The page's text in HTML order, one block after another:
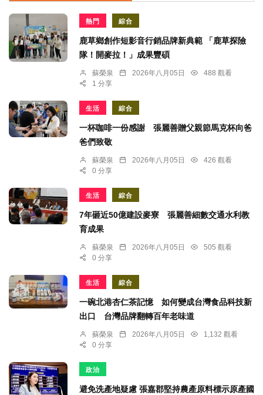
熱門 綜合
鹿草鄉創作短影音行銷品牌新典範 「鹿草探險
隊！開麥拉！」成果豐碩
蘇榮泉 2026年八月05日
488 觀看
1 分享
生活 綜合
一杯咖啡一份感謝 張麗善贈父親節馬克杯向爸
爸們致敬
蘇榮泉 2026年八月05日
426 觀看
0 分享
生活 綜合
7年砸近50億建設麥寮 張麗善細數交通水利教
育成果
蘇榮泉 2026年八月05日
505 觀看
0 分享
生活 綜合
一碗北港杏仁茶記憶 如何變成台灣食品科技新
出口 台灣品牌翻轉百年老味道
蘇榮泉 2026年八月05日
1,132 觀看
0 分享
政治
避免洗產地疑慮 張嘉郡堅持農產原料標示原產國